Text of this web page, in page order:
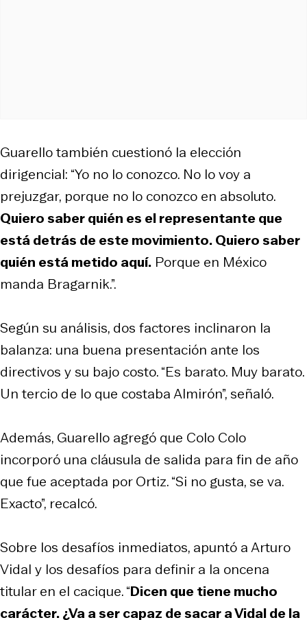
Guarello también cuestionó la elección
dirigencial: “Yo no lo conozco. No lo voy a
prejuzgar, porque no lo conozco en absoluto.
Quiero saber quién es el representante que
está detrás de este movimiento. Quiero saber
quién está metido aquí. Porque en México
manda Bragarnik.”.
Según su análisis, dos factores inclinaron la
balanza: una buena presentación ante los
directivos y su bajo costo. “Es barato. Muy barato.
Un tercio de lo que costaba Almirón”, señaló.
Además, Guarello agregó que Colo Colo
incorporó una cláusula de salida para fin de año
que fue aceptada por Ortiz. “Si no gusta, se va.
Exacto”, recalcó.
Sobre los desafíos inmediatos, apuntó a Arturo
Vidal y los desafíos para definir a la oncena
titular en el cacique. “Dicen que tiene mucho
carácter. ¿Va a ser capaz de sacar a Vidal de la